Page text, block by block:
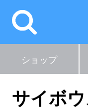
ショップ
サイボ